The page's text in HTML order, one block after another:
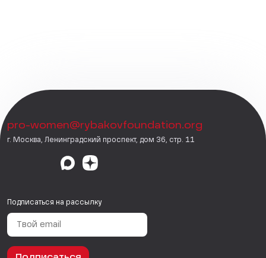
pro-women@rybakovfoundation.org
г. Москва, Ленинградский проспект, дом 36, стр. 11
Подписаться на рассылку